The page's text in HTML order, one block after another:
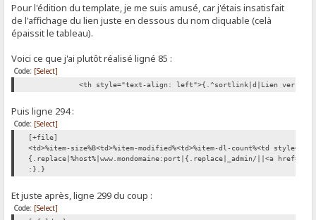
Pour l'édition du template, je me suis amusé, car j'étais insatisfait
de l'affichage du lien juste en dessous du nom cliquable (celà
épaissit le tableau).
Voici ce que j'ai plutôt réalisé ligné 85 :
Code: [Select]
<th style="text-align: left">{.^sortlink|d|Lien vers la
Puis ligne 294 :
Code: [Select]
[+file]
<td>%item-size%B<td>%item-modified%<td>%item-dl-count%<td
{.replace|%host%|www.mondomaine:port|{.replace|_admin/||<a
:}.}
Et juste après, ligne 299 du coup :
Code: [Select]